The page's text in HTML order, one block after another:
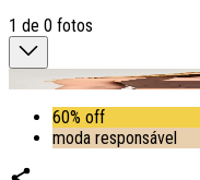
1 de 0 fotos
60% off
moda responsável